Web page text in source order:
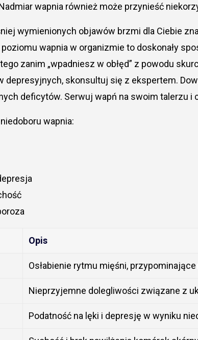
wapnia również może przynieść
wymienionych objawów brzmi dla Ciebie
wapnia w organizmie to doskonały
zanim „wpadniesz w obłęd” z powodu
depresyjnych, skonsultuj się z ekspertem.
deficytów. Serwuj wapń na swoim talerzu i
wapnia:
Opis
Osłabienie rytmu mięśni,
Nieprzyjemne dolegliwości związane z
Podatność na lęki i depresję w wyniku